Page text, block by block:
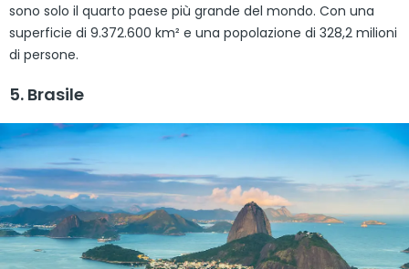
sono solo il quarto paese più grande del mondo. Con una
superficie di 9.372.600 km² e una popolazione di 328,2 milioni
di persone.
5. Brasile